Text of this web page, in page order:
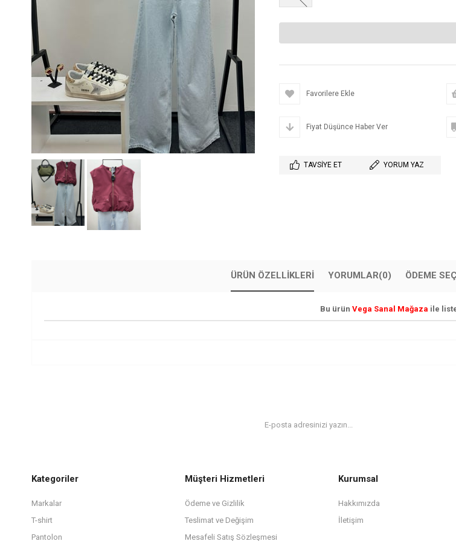
Favorilere Ekle
Fiyat Düşünce Haber Ver
TAVSIYE ET YORUM YAZ
ÜRÜN ÖZELLIKLERI YORUMLAR(0) ÖDEME
Bu ürün Vega Sanal Mağaza ile
Kategoriler
Markalar
T-shirt
Pantolon
Müşteri Hizmetleri
Ödeme ve Gizlilik
Teslimat ve Değişim
Mesafeli Satış Sözleşmesi
Kurumsal
Hakkımızda
İletişim